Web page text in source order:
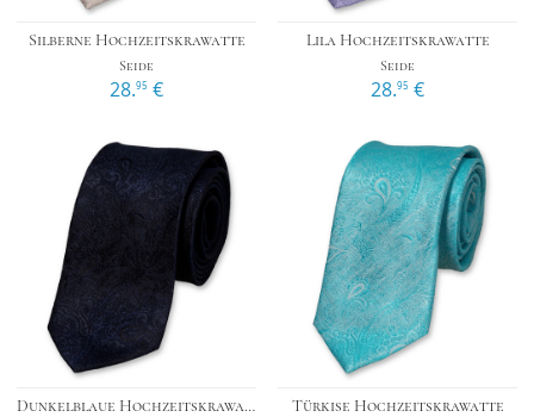
Silberne Hochzeitskrawatte
Seide
28.95 €
Lila Hochzeitskrawatte
Seide
28.95 €
Dunkelblaue Hochzeitskrawatte Türkise Hochzeitskrawatte